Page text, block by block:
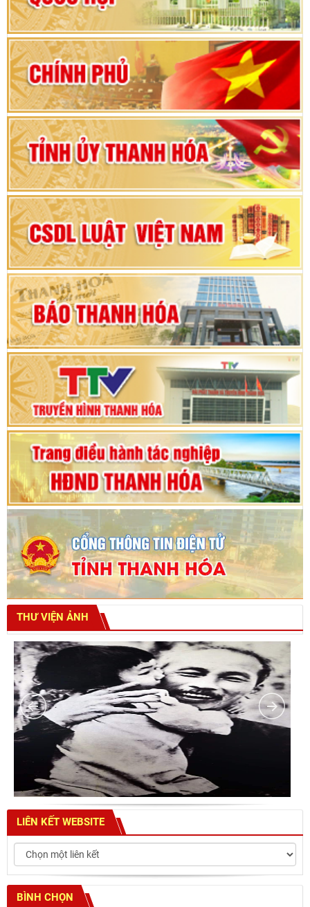
Hướng dẫn quy trình bỏ phiếu bầu cử ĐBQH
khoá XVI và đại biểu HĐND các cấp nhiệm kỳ
2026-2031
80 năm Quốc hội Việt Nam: vì lợi ích Nhân dân,
vì sự phát triển của đất nước
Bộ Chính trị duyệt nội dung Đại hội đại biểu
Đảng bộ tỉnh Thanh Hóa lần thứ XX, nhiệm kỳ
2025 - 2030
Đại hội đại biểu Đảng bộ xã Yên Thọ lần thứ I,
nhiệm kỳ 2025 – 2030
Đại hội Đảng bộ xã Yên Ninh lần thứ nhất,
nhiệm kỳ 2025 - 2030
Khai mạc Kỳ họp bất thường lần thứ 9, Quốc
hội khóa XV
Phiên thảo luận Kỳ họp thứ 24, HĐND tỉnh
Thanh Hóa khóa XVIII, nhiệm kỳ 2021 - 2026
Bế mạc Kỳ họp thứ hai bốn, Hội đồng nhân dân
tỉnh khoá XVIII
THƯ VIỆN ẢNH
LIÊN KẾT WEBSITE
BÌNH CHỌN